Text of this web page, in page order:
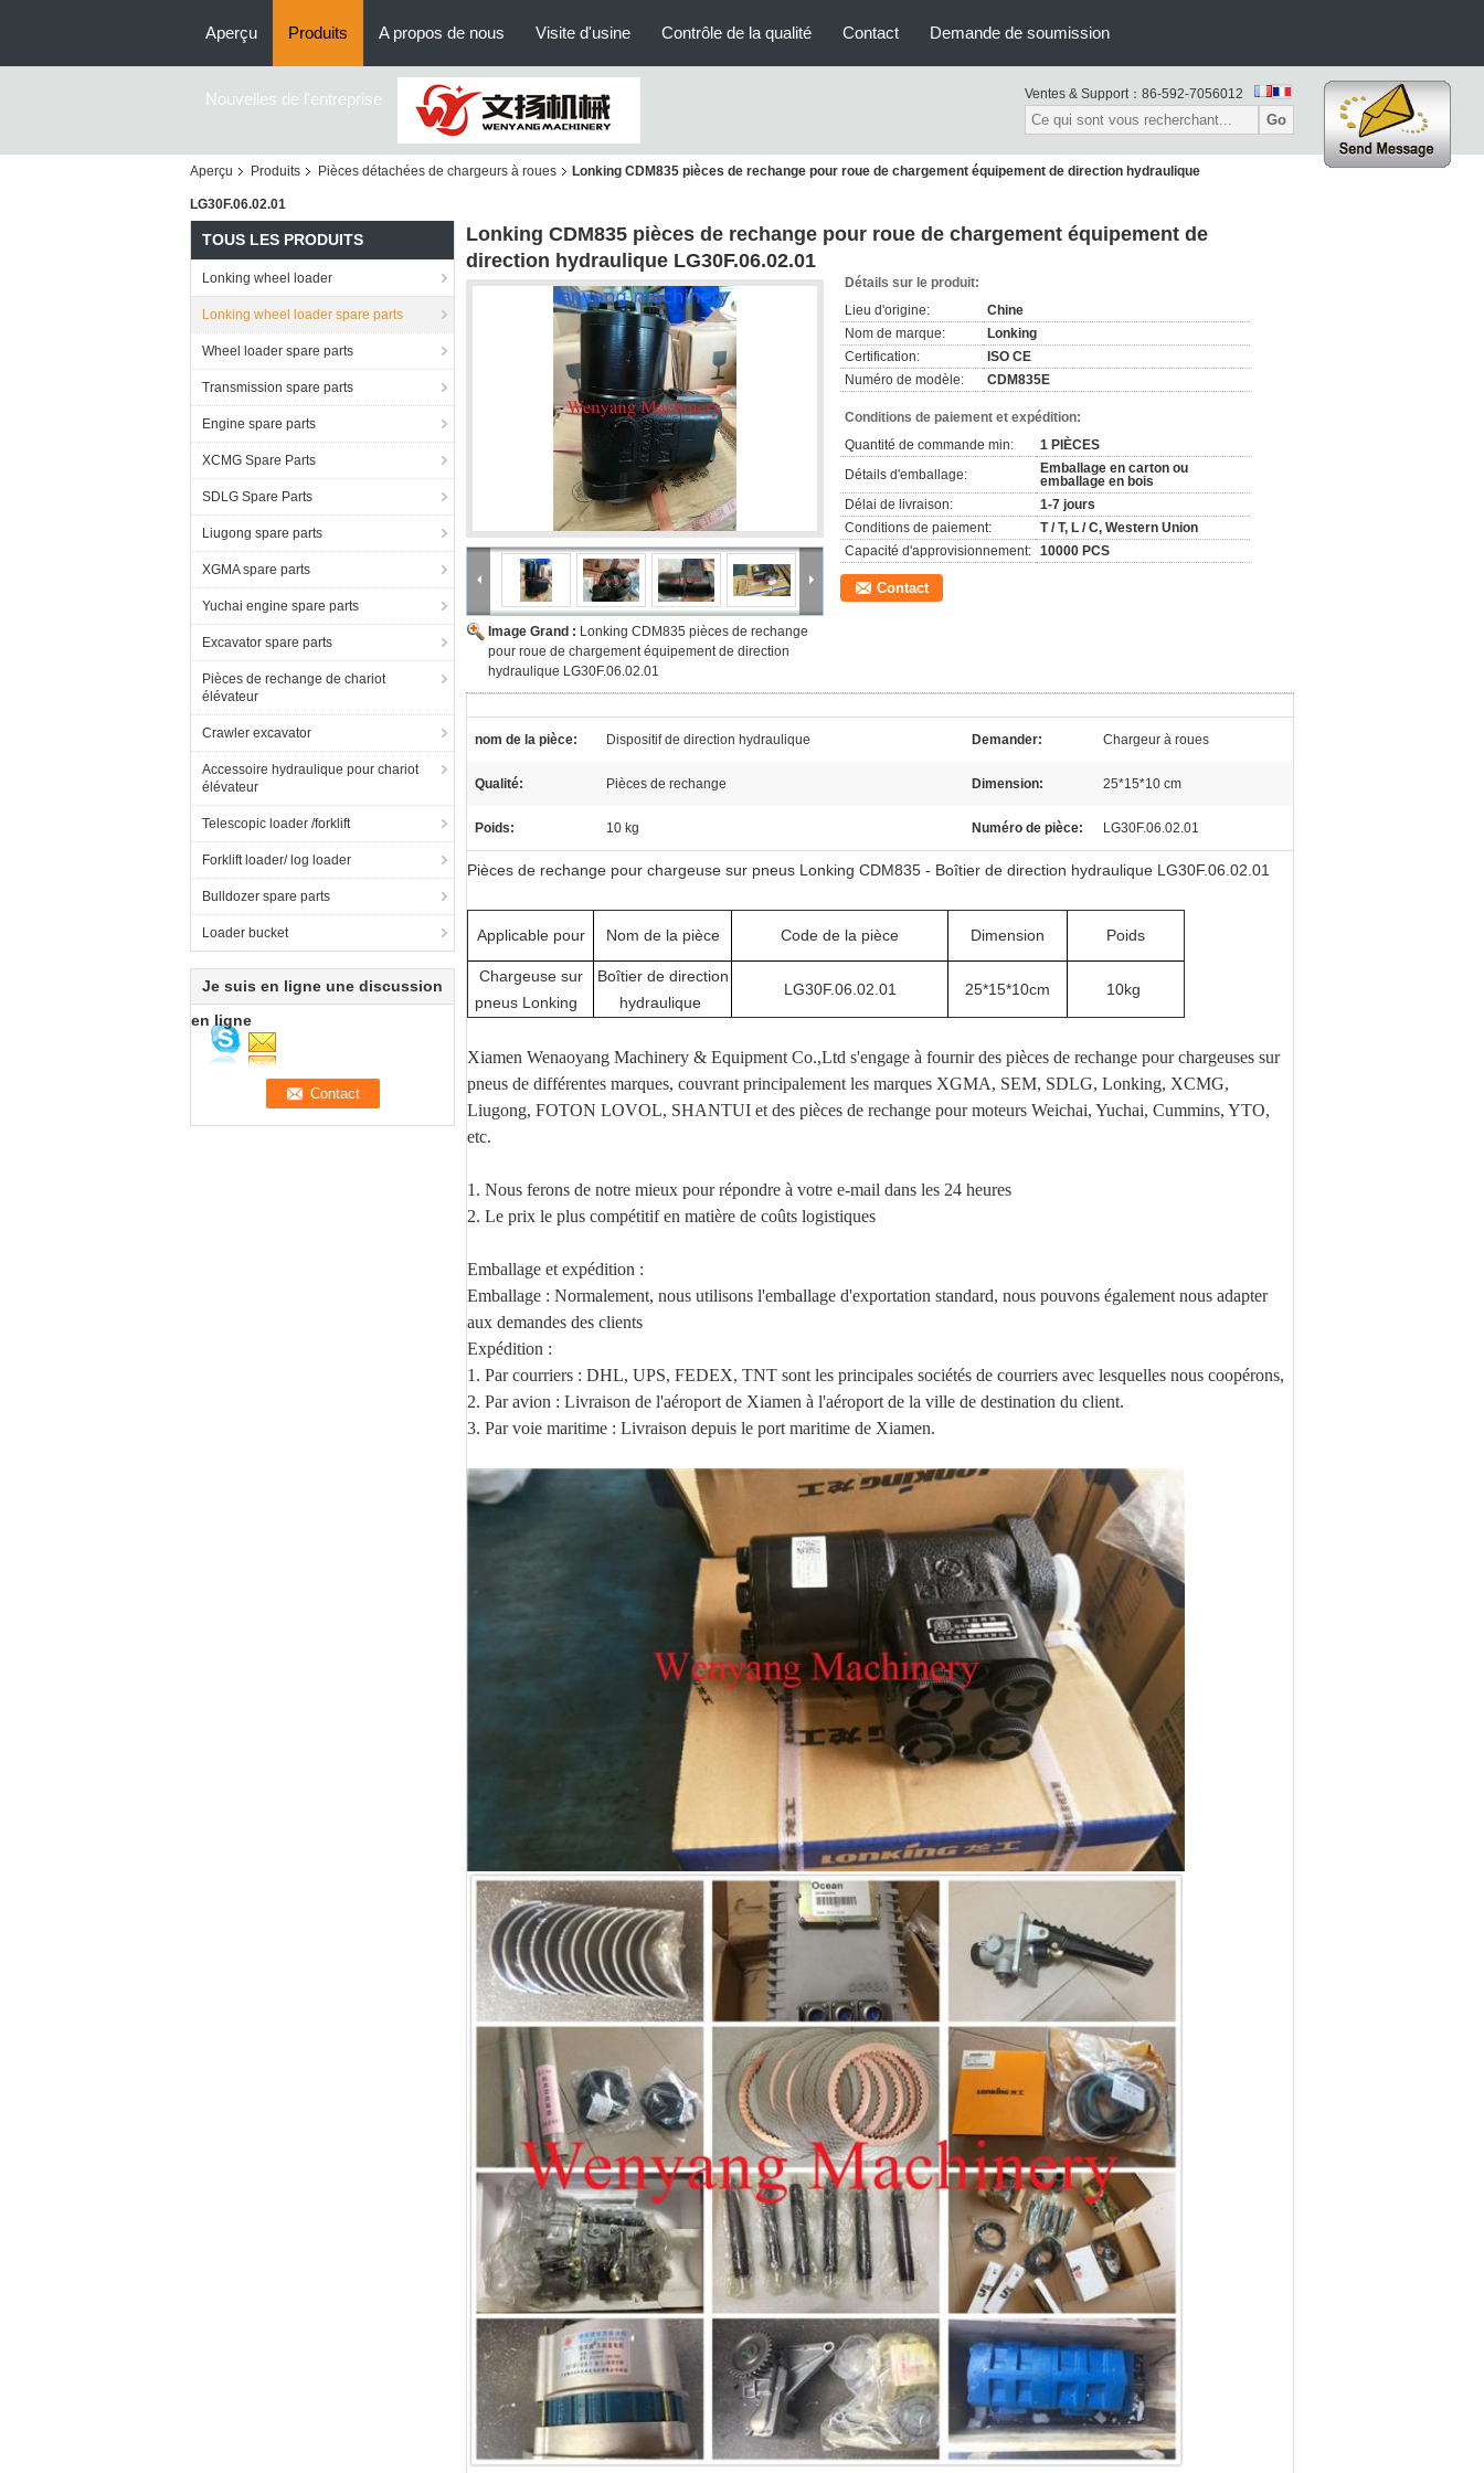
Aperçu Produits A propos de nous Visite d'usine Contrôle de la qualité Contact Demande de soumission
Nouvelles de l'entreprise Ventes & Support： 86-592-7056012
Go
Aperçu Produits Pièces détachées de chargeurs à roues Lonking CDM835 pièces de rechange pour roue de chargement équipement de direction hydraulique
LG30F.06.02.01
TOUS LES PRODUITS
Lonking wheel loader
Lonking wheel loader spare parts
Wheel loader spare parts
Transmission spare parts
Engine spare parts
XCMG Spare Parts
SDLG Spare Parts
Liugong spare parts
XGMA spare parts
Yuchai engine spare parts
Excavator spare parts
Pièces de rechange de chariot
élévateur
Crawler excavator
Accessoire hydraulique pour chariot
élévateur
Telescopic loader /forklift
Forklift loader/ log loader
Bulldozer spare parts
Loader bucket
Je suis en ligne une discussion
en ligne
Lonking CDM835 pièces de rechange pour roue de chargement équipement de
direction hydraulique LG30F.06.02.01
Image Grand : Lonking CDM835 pièces de rechange
pour roue de chargement équipement de direction
hydraulique LG30F.06.02.01
Détails sur le produit:
Lieu d'origine:
Chine
Nom de marque:
Lonking
Certification:
ISO CE
Numéro de modèle:
CDM835E
Conditions de paiement et expédition:
Quantité de commande min:
1 PIÈCES
Détails d'emballage:
Emballage en carton ou
emballage en bois
Délai de livraison:
1-7 jours
Conditions de paiement:
T / T, L / C, Western Union
Capacité d'approvisionnement: 10000 PCS
Contact
nom de la pièce: Dispositif de direction hydraulique Demander: Chargeur à roues
Qualité: Pièces de rechange Dimension: 25*15*10 cm
Poids: 10 kg Numéro de pièce: LG30F.06.02.01
Pièces de rechange pour chargeuse sur pneus Lonking CDM835 - Boîtier de direction hydraulique LG30F.06.02.01
Applicable pour Nom de la pièce Code de la pièce Dimension Poids
Chargeuse sur
pneus Lonking
Boîtier de direction
hydraulique
LG30F.06.02.01 25*15*10cm 10kg
Xiamen Wenaoyang Machinery & Equipment Co.,Ltd s'engage à fournir des pièces de rechange pour chargeuses sur
pneus de différentes marques, couvrant principalement les marques XGMA, SEM, SDLG, Lonking, XCMG,
Liugong, FOTON LOVOL, SHANTUI et des pièces de rechange pour moteurs Weichai, Yuchai, Cummins, YTO,
etc.
1. Nous ferons de notre mieux pour répondre à votre e-mail dans les 24 heures
2. Le prix le plus compétitif en matière de coûts logistiques
Emballage et expédition :
Emballage : Normalement, nous utilisons l'emballage d'exportation standard, nous pouvons également nous adapter
aux demandes des clients
Expédition :
1. Par courriers : DHL, UPS, FEDEX, TNT sont les principales sociétés de courriers avec lesquelles nous coopérons,
2. Par avion : Livraison de l'aéroport de Xiamen à l'aéroport de la ville de destination du client.
3. Par voie maritime : Livraison depuis le port maritime de Xiamen.